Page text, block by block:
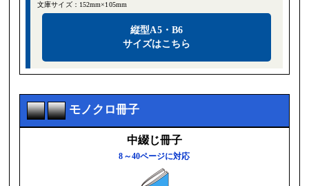
文庫サイズ：152mm×105mm
縦型A5・B6
サイズはこちら
モノクロ冊子
中綴じ冊子
8～40ページに対応